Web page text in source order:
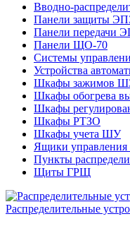
Вводно-
Панели защиты
Панели передачи
Панели ЩО-70
Системы
Устройства
Шкафы зажимов
Шкафы обогрева
Шкафы
Шкафы РТЗО
Шкафы учета ШУ
Ящики
Пункты
Щиты ГРЩ
Распределительные